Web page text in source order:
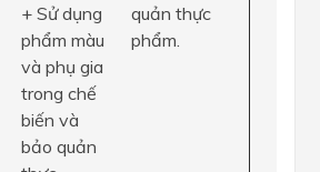
+ Sử dụng
phẩm màu
và phụ gia
trong chế
biến và
bảo quản
quản thực
phẩm.